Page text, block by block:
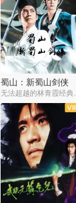
蜀山：新蜀山剑侠
无法